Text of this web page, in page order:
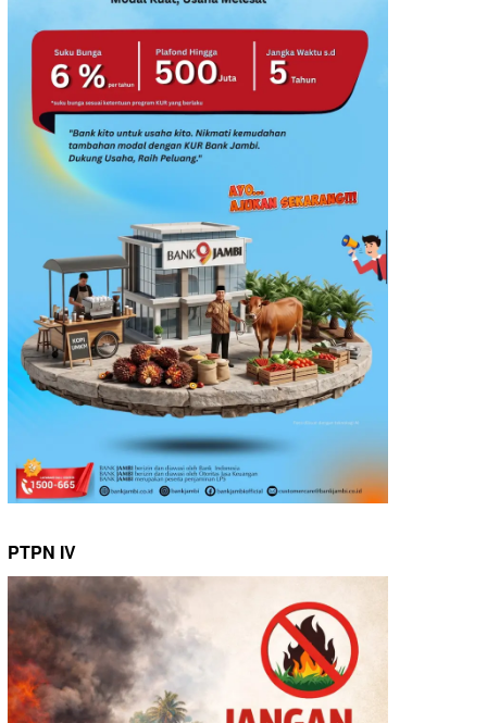
PTPN IV